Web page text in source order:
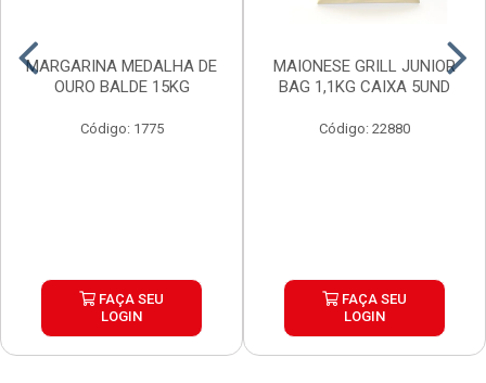
MARGARINA MEDALHA DE
OURO BALDE 15KG
Código: 1775
FAÇA SEU
LOGIN
MAIONESE GRILL JUNIOR
BAG 1,1KG CAIXA 5UND
Código: 22880
FAÇA SEU
LOGIN